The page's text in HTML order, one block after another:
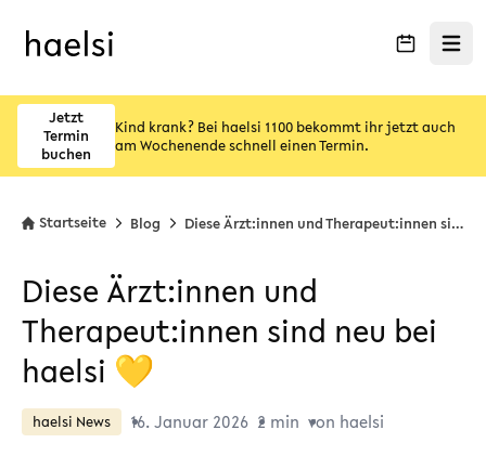
Menü
Jetzt
Termin
buchen
Kind krank? Bei haelsi 1100 bekommt ihr jetzt auch
am Wochenende schnell einen Termin.
Startseite Blog Diese Ärzt:innen und Therapeut:innen sind neu bei haelsi 💛
Diese Ärzt:innen und
Therapeut:innen sind neu bei
haelsi 💛
haelsi News 16. Januar 2026 2 min von haelsi